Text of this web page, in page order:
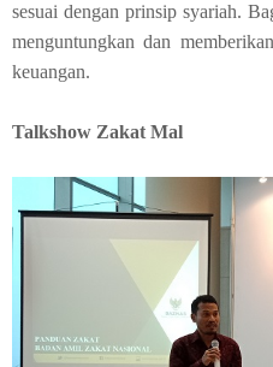
sesuai dengan prinsip syariah.
menguntungkan dan
keuangan.
Talkshow Zakat Mal